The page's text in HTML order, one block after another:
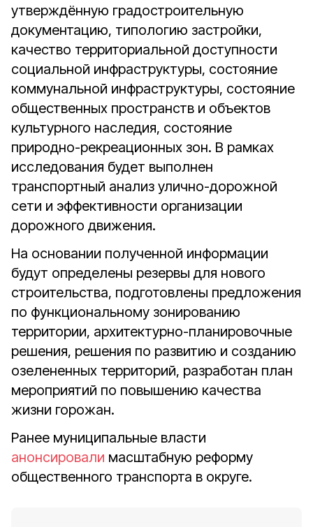
утверждённую градостроительную
документацию, типологию застройки,
качество территориальной доступности
социальной инфраструктуры, состояние
коммунальной инфраструктуры, состояние
общественных пространств и объектов
культурного наследия, состояние
природно-рекреационных зон. В рамках
исследования будет выполнен
транспортный анализ улично-дорожной
сети и эффективности организации
дорожного движения.
На основании полученной информации
будут определены резервы для нового
строительства, подготовлены предложения
по функциональному зонированию
территории, архитектурно-планировочные
решения, решения по развитию и созданию
озелененных территорий, разработан план
мероприятий по повышению качества
жизни горожан.
Ранее муниципальные власти
анонсировали масштабную реформу
общественного транспорта в округе.